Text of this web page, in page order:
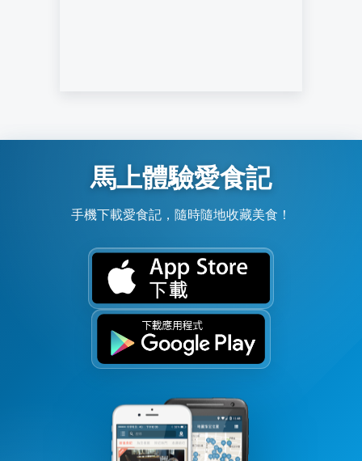
馬上體驗愛食記
手機下載愛食記，隨時隨地收藏美食！